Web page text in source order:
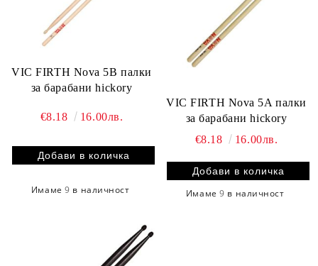
VIC FIRTH Nova 5B палки
за барабани hickory
€8.18 16.00лв.
Имаме9 в наличност
VIC FIRTH Nova 5A палки
за барабани hickory
€8.18
16.00лв.
Имаме9 в наличност